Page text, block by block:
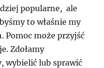
popularne, ale
to właśnie my
Pomoc może przyjść
Zdołamy
wybielić lub sprawić